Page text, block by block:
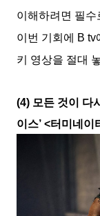
이해하려면 필
이번 기회에 B
키 영상을 절대
(4) 모든 것이 다
이스’ <터미네